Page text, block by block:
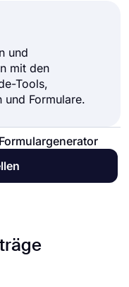
und
mit den
Tools,
und Formulare.